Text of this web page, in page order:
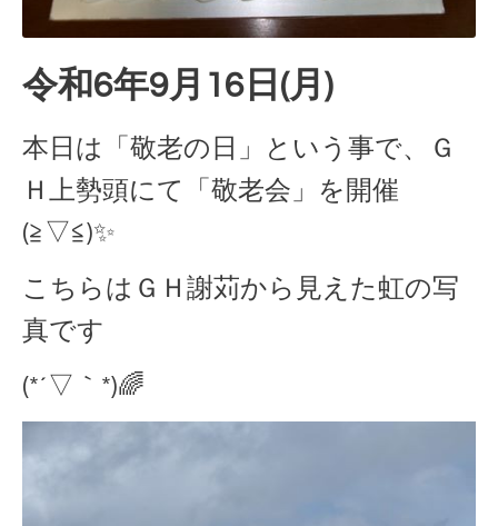
令和6年9月16日(月)
本日は「敬老の日」という事で、Ｇ
Ｈ上勢頭にて「敬老会」を開催
(≧▽≦)✨
こちらはＧＨ謝苅から見えた虹の写
真です
(*´▽｀*)🌈